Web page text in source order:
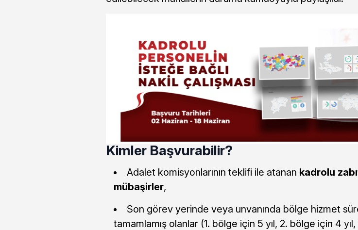
Kimler Başvurabilir?
Adalet komisyonlarının teklifi ile atanan kadrolu
mübaşirler,
Son görev yerinde veya unvanında bölge hizmet
tamamlamış olanlar (1. bölge için 5 yıl, 2. bölge için 4